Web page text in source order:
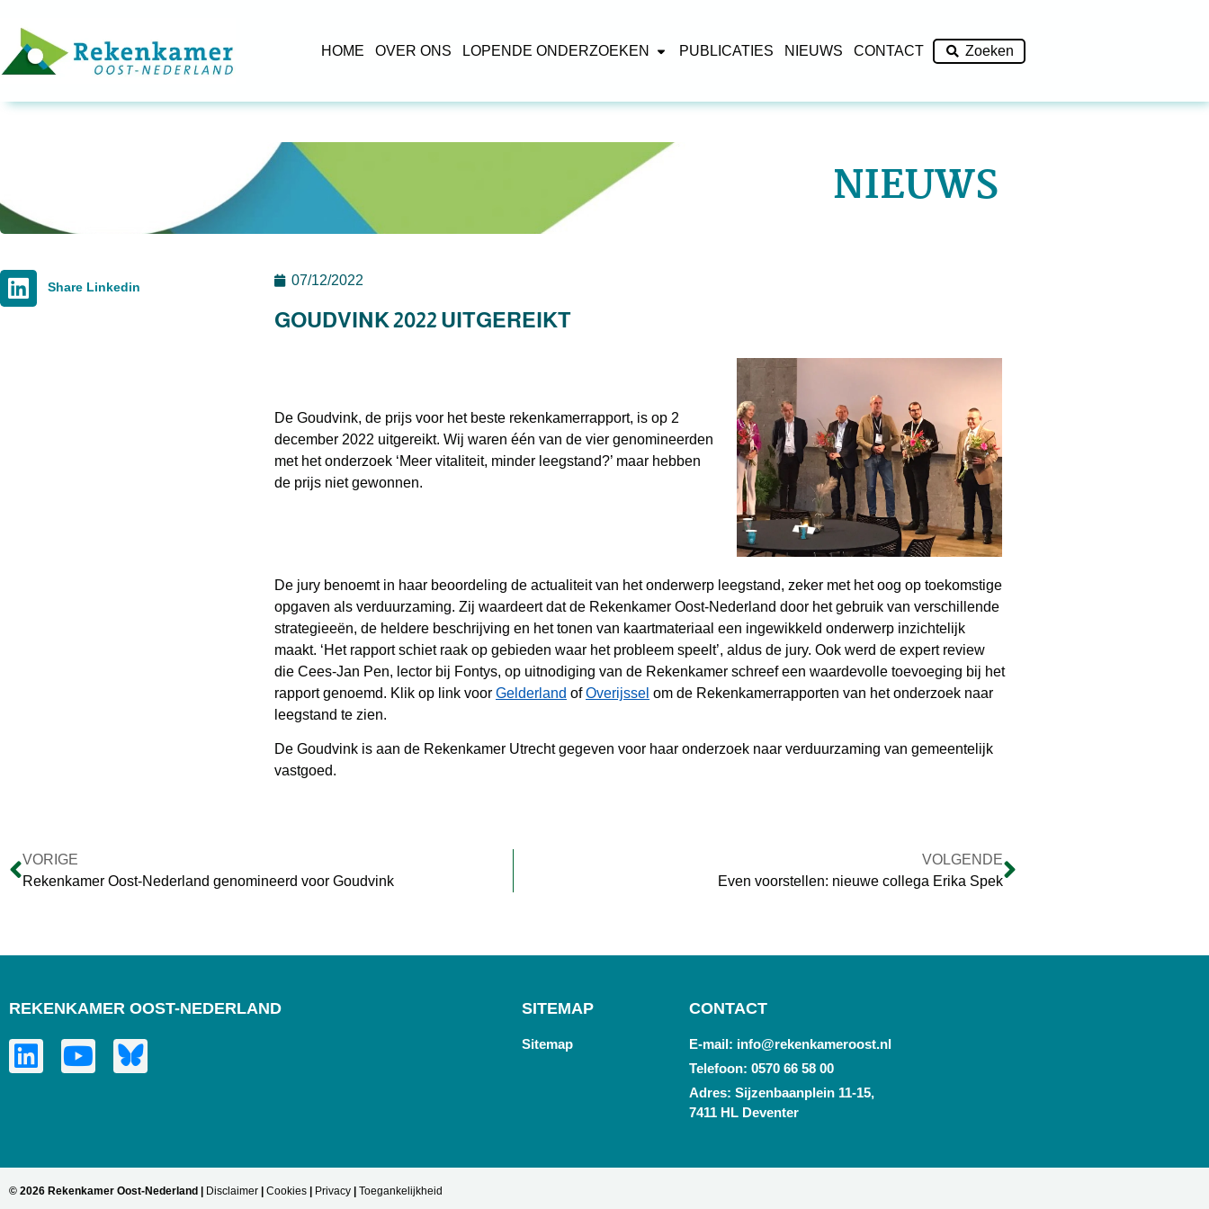
HOME OVER ONS LOPENDE ONDERZOEKEN PUBLICATIES NIEUWS CONTACT Zoeken
NIEUWS
Share Linkedin 07/12/2022
GOUDVINK 2022 UITGEREIKT
De Goudvink, de prijs voor het beste rekenkamerrapport, is op 2
december 2022 uitgereikt. Wij waren één van de vier genomineerden
met het onderzoek ‘Meer vitaliteit, minder leegstand?’ maar hebben
de prijs niet gewonnen.
De jury benoemt in haar beoordeling de actualiteit van het onderwerp leegstand, zeker met het oog op toekomstige
opgaven als verduurzaming. Zij waardeert dat de Rekenkamer Oost-Nederland door het gebruik van verschillende
strategieeën, de heldere beschrijving en het tonen van kaartmateriaal een ingewikkeld onderwerp inzichtelijk
maakt. ‘Het rapport schiet raak op gebieden waar het probleem speelt’, aldus de jury. Ook werd de expert review
die Cees-Jan Pen, lector bij Fontys, op uitnodiging van de Rekenkamer schreef een waardevolle toevoeging bij het
rapport genoemd. Klik op link voor Gelderland ofOverijssel om de Rekenkamerrapporten van het onderzoek naar
leegstand te zien.
De Goudvink is aan de Rekenkamer Utrecht gegeven voor haar onderzoek naar verduurzaming van gemeentelijk
vastgoed.
VORIGE
Rekenkamer Oost-Nederland genomineerd voor Goudvink
VOLGENDE
Even voorstellen: nieuwe collega Erika Spek
REKENKAMER OOST-NEDERLAND SITEMAP
Sitemap
CONTACT
E-mail: info@rekenkameroost.nl
Telefoon: 0570 66 58 00
Adres: Sijzenbaanplein 11-15,
7411 HL Deventer
© 2026 Rekenkamer Oost-Nederland | Disclaimer | Cookies | Privacy | Toegankelijkheid